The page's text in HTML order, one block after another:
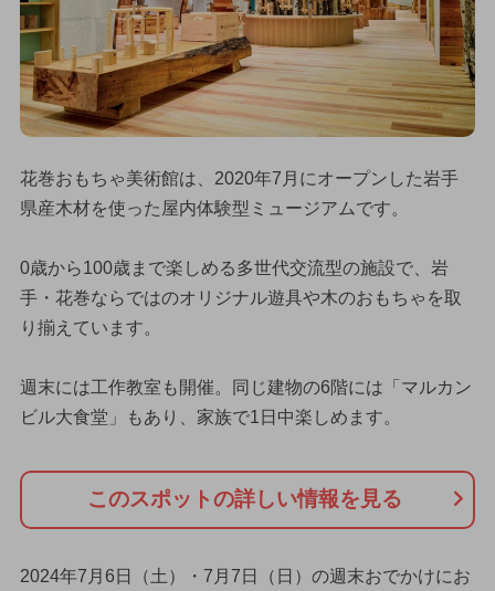
花巻おもちゃ美術館は、2020年7月にオープンした岩手
県産木材を使った屋内体験型ミュージアムです。
0歳から100歳まで楽しめる多世代交流型の施設で、岩
手・花巻ならではのオリジナル遊具や木のおもちゃを取
り揃えています。
週末には工作教室も開催。同じ建物の6階には「マルカン
ビル大食堂」もあり、家族で1日中楽しめます。
このスポットの詳しい情報を見る
2024年7月6日（土）・7月7日（日）の週末おでかけにお